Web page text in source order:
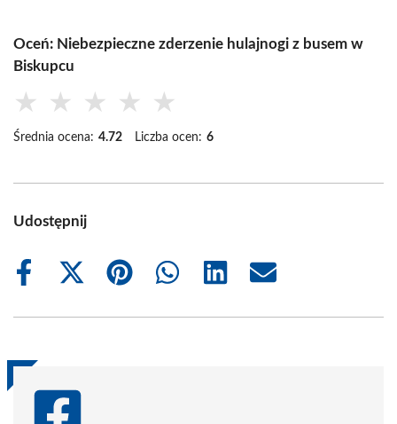
Oceń: Niebezpieczne zderzenie hulajnogi z busem w
Biskupcu
★ ★ ★ ★ ★
Średnia ocena: 4.72 Liczba ocen: 6
Udostępnij
Share
Share
(Twitter)
Share
Share
Share
Share